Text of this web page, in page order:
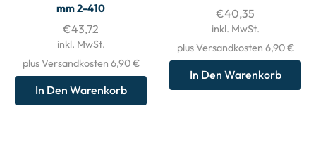
mm 2-410
€43,72
inkl. MwSt.
plus Versandkosten 6,90 €
In Den Warenkorb
€40,35
inkl. MwSt.
plus Versandkosten 6,90 €
In Den Warenkorb